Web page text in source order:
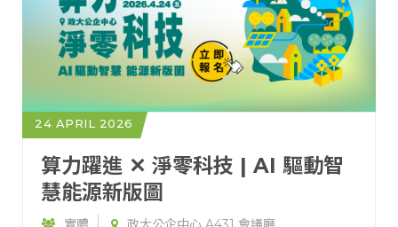
24 APRIL 2026
算力躍進 ✕ 淨零科技 | AI 驅動智
慧能源新版圖